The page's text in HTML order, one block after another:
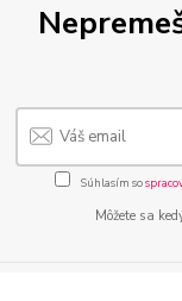
Súhlasím so
Môžete sa